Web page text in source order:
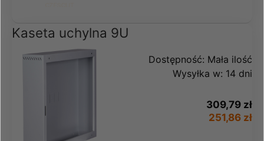
Kaseta uchylna 9U
Dostępność: Mała ilość
Wysyłka w: 14 dni
309,79 zł
251,86 zł